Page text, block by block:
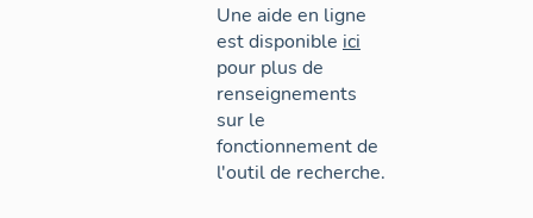
Une aide en ligne
est disponible ici
pour plus de
renseignements
sur le
fonctionnement de
l'outil de recherche.